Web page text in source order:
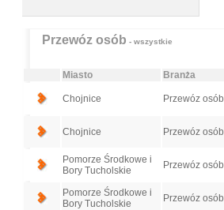
Przewóz osób - wszystkie
Miasto Branża
Chojnice Przewóz osób
Chojnice Przewóz osób
Pomorze Środkowe i
Bory Tucholskie
Przewóz osób
Pomorze Środkowe i
Bory Tucholskie
Przewóz osób